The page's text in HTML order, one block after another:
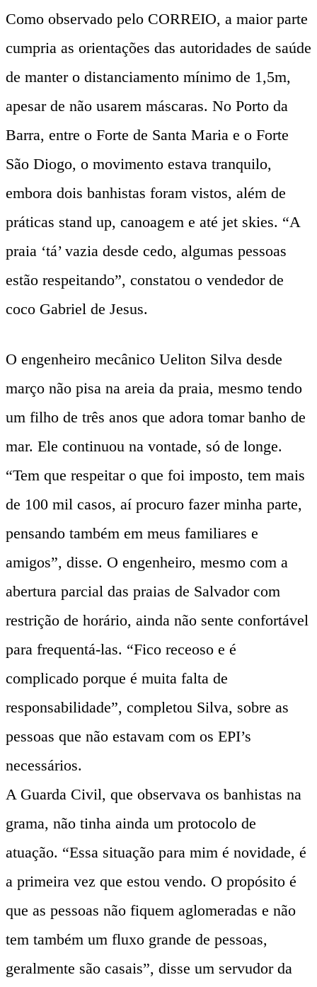
Como observado pelo CORREIO, a maior parte
cumpria as orientações das autoridades de saúde
de manter o distanciamento mínimo de 1,5m,
apesar de não usarem máscaras. No Porto da
Barra, entre o Forte de Santa Maria e o Forte
São Diogo, o movimento estava tranquilo,
embora dois banhistas foram vistos, além de
práticas stand up, canoagem e até jet skies. “A
praia ‘tá’ vazia desde cedo, algumas pessoas
estão respeitando”, constatou o vendedor de
coco Gabriel de Jesus.
O engenheiro mecânico Ueliton Silva desde
março não pisa na areia da praia, mesmo tendo
um filho de três anos que adora tomar banho de
mar. Ele continuou na vontade, só de longe.
“Tem que respeitar o que foi imposto, tem mais
de 100 mil casos, aí procuro fazer minha parte,
pensando também em meus familiares e
amigos”, disse. O engenheiro, mesmo com a
abertura parcial das praias de Salvador com
restrição de horário, ainda não sente confortável
para frequentá-las. “Fico receoso e é
complicado porque é muita falta de
responsabilidade”, completou Silva, sobre as
pessoas que não estavam com os EPI’s
necessários.
A Guarda Civil, que observava os banhistas na
grama, não tinha ainda um protocolo de
atuação. “Essa situação para mim é novidade, é
a primeira vez que estou vendo. O propósito é
que as pessoas não fiquem aglomeradas e não
tem também um fluxo grande de pessoas,
geralmente são casais”, disse um servudor da